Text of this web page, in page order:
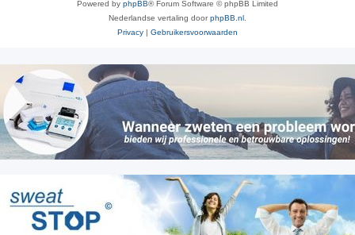
Powered by phpBB® Forum Software © phpBB Limited
Nederlandse vertaling doorphpBB.nl
Privacy | Gebruikersvoorwaarden